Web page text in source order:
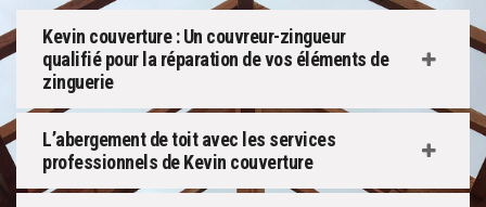
Kevin couverture : Un couvreur-zingueur
qualifié pour la réparation de vos éléments de
zinguerie
L’abergement de toit avec les services
professionnels de Kevin couverture